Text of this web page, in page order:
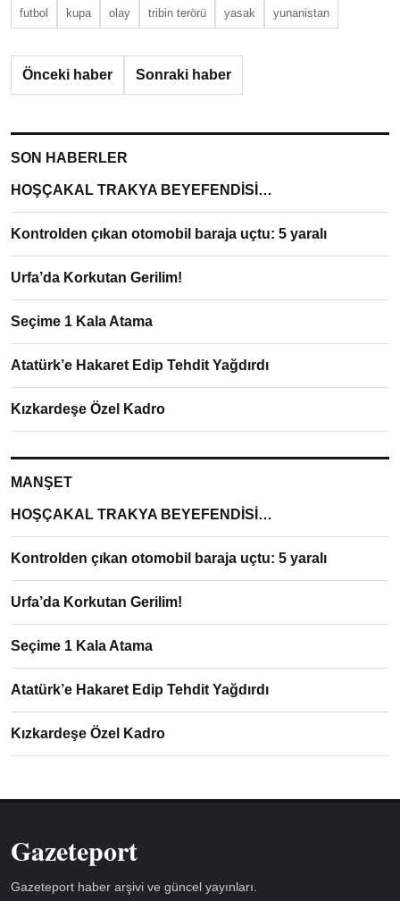
futbol kupa olay tribin terörü yasak yunanistan
Önceki haber Sonraki haber
SON HABERLER
HOŞÇAKAL TRAKYA BEYEFENDİSİ…
Kontrolden çıkan otomobil baraja uçtu: 5 yaralı
Urfa’da Korkutan Gerilim!
Seçime 1 Kala Atama
Atatürk’e Hakaret Edip Tehdit Yağdırdı
Kızkardeşe Özel Kadro
MANŞET
HOŞÇAKAL TRAKYA BEYEFENDİSİ…
Kontrolden çıkan otomobil baraja uçtu: 5 yaralı
Urfa’da Korkutan Gerilim!
Seçime 1 Kala Atama
Atatürk’e Hakaret Edip Tehdit Yağdırdı
Kızkardeşe Özel Kadro
Gazeteport
Gazeteport haber arşivi ve güncel yayınları.